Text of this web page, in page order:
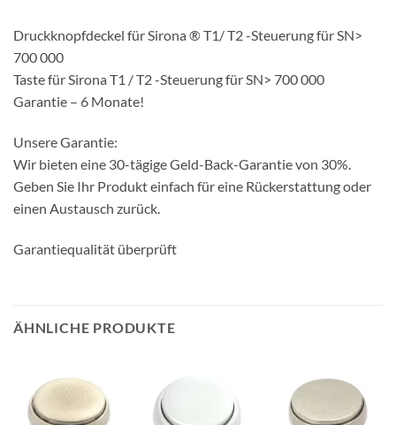
Druckknopfdeckel für Sirona ® T1/ T2 -Steuerung für SN>
700 000
Taste für Sirona T1 / T2 -Steuerung für SN> 700 000
Garantie – 6 Monate!
Unsere Garantie:
Wir bieten eine 30-tägige Geld-Back-Garantie von 30%.
Geben Sie Ihr Produkt einfach für eine Rückerstattung oder
einen Austausch zurück.
Garantiequalität überprüft
ÄHNLICHE PRODUKTE